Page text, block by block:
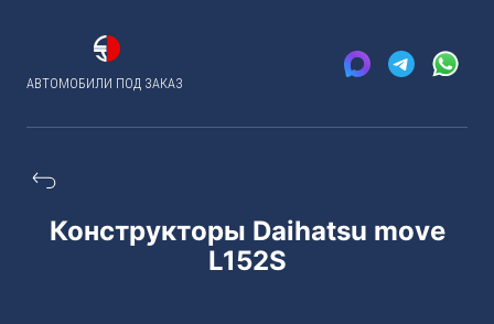
АВТОМОБИЛИ ПОД ЗАКАЗ
Конструкторы Daihatsu move
L152S